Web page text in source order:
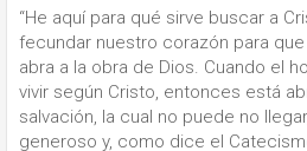
“He aquí para qué sirve buscar a
fecundar nuestro corazón para
abra a la obra de Dios. Cuando el
vivir según Cristo, entonces está
salvación, la cual no puede no
generoso y, como dice el